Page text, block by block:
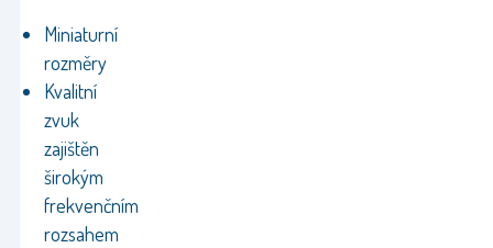
Miniaturní
rozměry
Kvalitní
zvuk
zajištěn
širokým
frekvenčním
rozsahem